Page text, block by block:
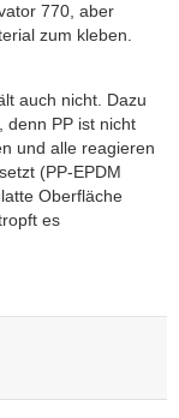
770, aber
zum kleben.
auch nicht. Dazu
denn PP ist nicht
und alle reagieren
(PP-EPDM
Oberfläche
es